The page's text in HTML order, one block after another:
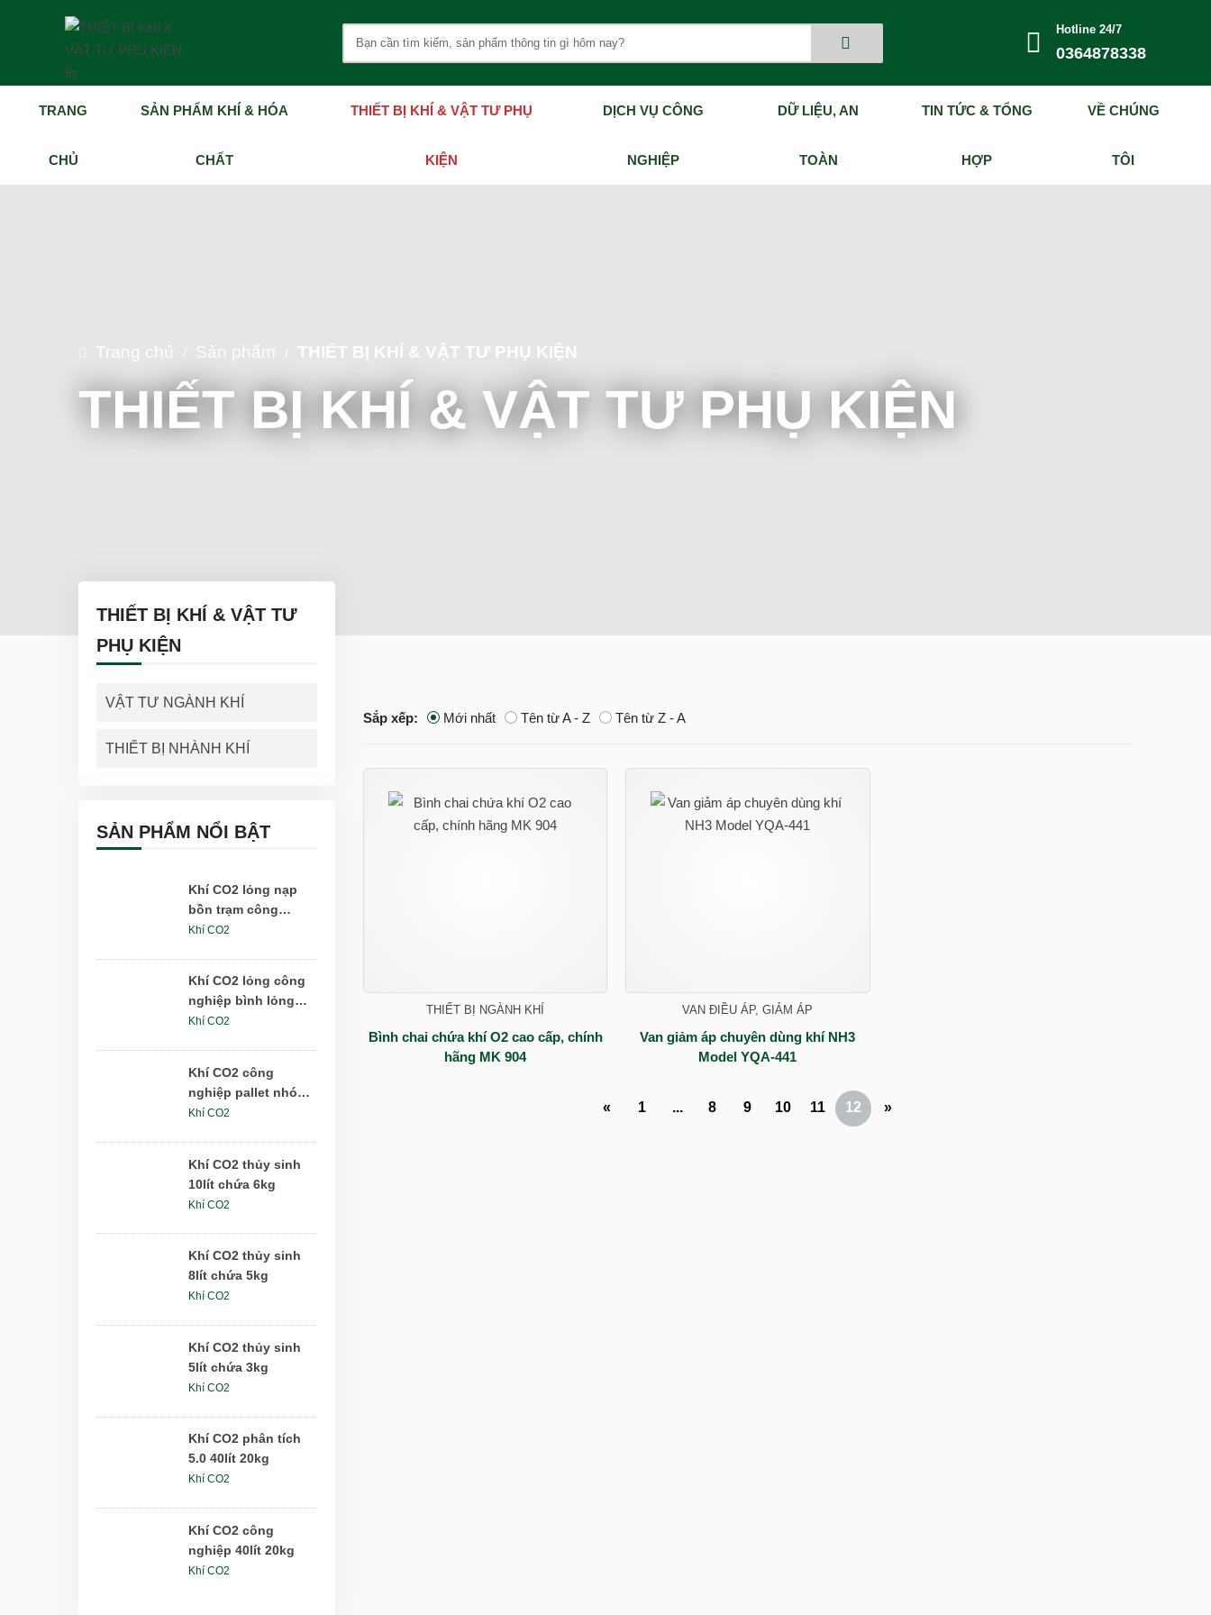
Hotline 24/7
0364878338
TRANG
CHỦ
SẢN PHẨM KHÍ & HÓA
CHẤT
THIẾT BỊ KHÍ & VẬT TƯ PHỤ
KIỆN
DỊCH VỤ CÔNG
NGHIỆP
DỮ LIỆU, AN
TOÀN
TIN TỨC & TỔNG
HỢP
VỀ CHÚNG
TÔI
Trang chủ Sản phẩm THIẾT BỊ KHÍ & VẬT TƯ PHỤ KIỆN
THIẾT BỊ KHÍ & VẬT TƯ PHỤ KIỆN
Sắp xếp: Mới nhất Tên từ A - Z Tên từ Z - A
THIẾT BỊ NGÀNH KHÍ
Bình chai chứa khí O2 cao cấp, chính
hãng MK 904
VAN ĐIỀU ÁP, GIẢM ÁP
Van giảm áp chuyên dùng khí NH3
Model YQA-441
« 1 ... 8 9 10 11 12 »
THIẾT BỊ KHÍ & VẬT TƯ
PHỤ KIỆN
VẬT TƯ NGÀNH KHÍ
THIẾT BỊ NHÀNH KHÍ
SẢN PHẨM NỔI BẬT
Khí CO2 lỏng nạp
bồn trạm công
nghiệp 5-25 tấn
Khí CO2
Khí CO2 lỏng công
nghiệp bình lỏng
DPL175lít 175kg
Khí CO2
Khí CO2 công
nghiệp pallet nhóm
6x24kg
Khí CO2
Khí CO2 thủy sinh
10lít chứa 6kg
Khí CO2
Khí CO2 thủy sinh
8lít chứa 5kg
Khí CO2
Khí CO2 thủy sinh
5lít chứa 3kg
Khí CO2
Khí CO2 phân tích
5.0 40lít 20kg
Khí CO2
Khí CO2 công
nghiệp 40lít 20kg
Khí CO2